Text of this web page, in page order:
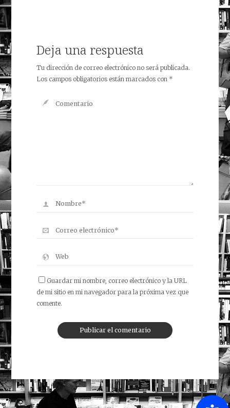
Deja una respuesta
Tu dirección de correo electrónico no será publicada.
Los campos obligatorios están marcados con *
Guardar mi nombre, correo electrónico y la URL
de mi sitio en mi navegador para la próxima vez que
comente.